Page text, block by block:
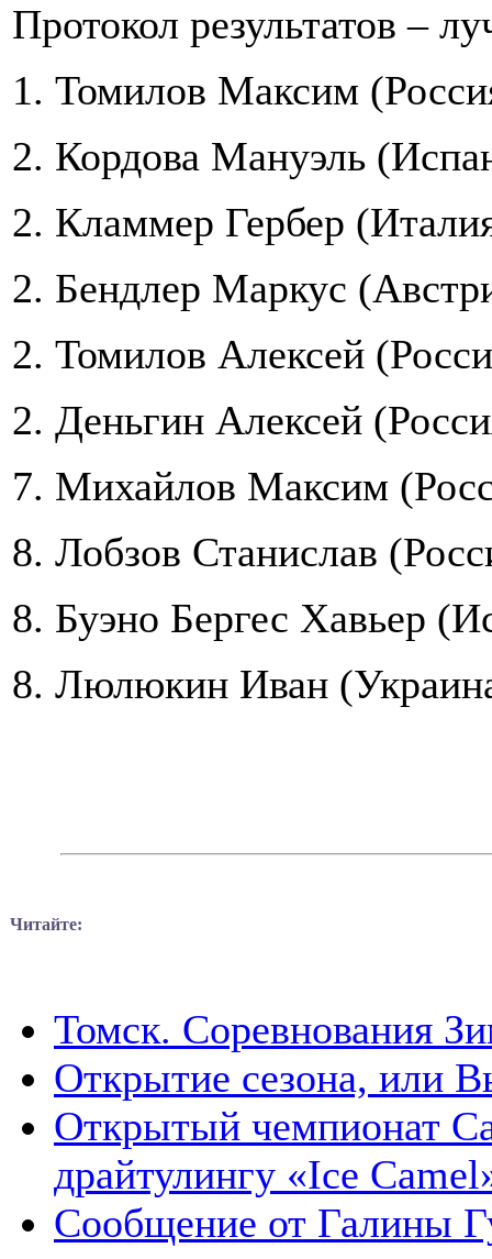
Протокол результатов –
1. Томилов Максим
2. Кордова Мануэль
2. Кламмер Гербер
2. Бендлер Маркус
2. Томилов Алексей
2. Деньгин Алексей
7. Михайлов Максим
8. Лобзов Станислав
8. Буэно Бергес Хавьер
8. Люлюкин Иван
Читайте:
Томск. Соревнования
Открытие сезона, или
Открытый чемпионат
драйтулингу «Ice
Сообщение от Галины